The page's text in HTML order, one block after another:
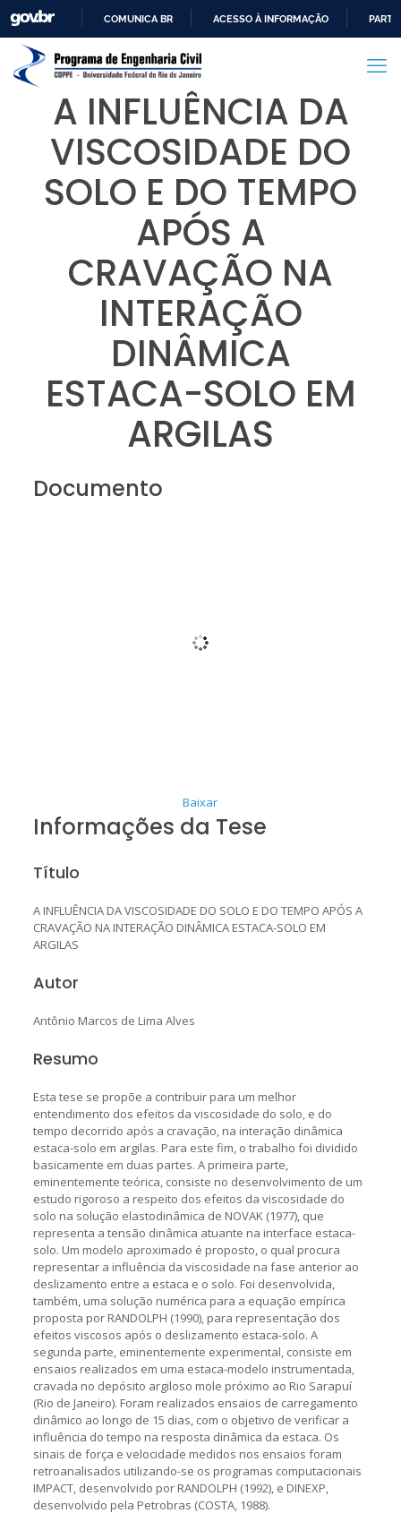
PARA
CONTEÚDO
COMUNICA BR ACESSO À INFORMAÇÃO
A INFLUÊNCIA DA
VISCOSIDADE DO
SOLO E DO TEMPO
APÓS A
CRAVAÇÃO NA
INTERAÇÃO
DINÂMICA
ESTACA-SOLO EM
ARGILAS
Documento
Baixar
Informações da Tese
Título
A INFLUÊNCIA DA VISCOSIDADE DO SOLO E DO TEMPO APÓS A
CRAVAÇÃO NA INTERAÇÃO DINÂMICA ESTACA-SOLO EM
ARGILAS
Autor
Antônio Marcos de Lima Alves
Resumo
Esta tese se propõe a contribuir para um melhor
entendimento dos efeitos da viscosidade do solo, e do
tempo decorrido após a cravação, na interação dinâmica
estaca-solo em argilas. Para este fim, o trabalho foi dividido
basicamente em duas partes. A primeira parte,
eminentemente teórica, consiste no desenvolvimento de um
estudo rigoroso a respeito dos efeitos da viscosidade do
solo na solução elastodinâmica de NOVAK (1977), que
representa a tensão dinâmica atuante na interface estaca-
solo. Um modelo aproximado é proposto, o qual procura
representar a influência da viscosidade na fase anterior ao
deslizamento entre a estaca e o solo. Foi desenvolvida,
também, uma solução numérica para a equação empírica
proposta por RANDOLPH (1990), para representação dos
efeitos viscosos após o deslizamento estaca-solo. A
segunda parte, eminentemente experimental, consiste em
ensaios realizados em uma estaca-modelo instrumentada,
cravada no depósito argiloso mole próximo ao Rio Sarapuí
(Rio de Janeiro). Foram realizados ensaios de carregamento
dinâmico ao longo de 15 dias, com o objetivo de verificar a
influência do tempo na resposta dinâmica da estaca. Os
sinais de força e velocidade medidos nos ensaios foram
retroanalisados utilizando-se os programas computacionais
IMPACT, desenvolvido por RANDOLPH (1992), e DINEXP,
desenvolvido pela Petrobras (COSTA, 1988).